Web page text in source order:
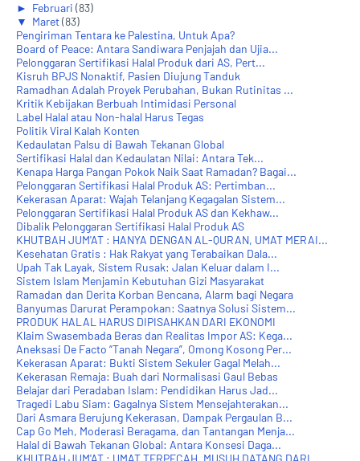
► Februari (83)
▼ Maret(83)
Pengiriman Tentara ke Palestina, Untuk Apa?
Board of Peace: Antara Sandiwara Penjajah dan Ujia...
Pelonggaran Sertifikasi Halal Produk dari AS, Pert...
Kisruh BPJS Nonaktif, Pasien Diujung Tanduk
Ramadhan Adalah Proyek Perubahan, Bukan Rutinitas ...
Kritik Kebijakan Berbuah Intimidasi Personal
Label Halal atau Non-halal Harus Tegas
Politik Viral Kalah Konten
Kedaulatan Palsu di Bawah Tekanan Global
Sertifikasi Halal dan Kedaulatan Nilai: Antara Tek...
Kenapa Harga Pangan Pokok Naik Saat Ramadan? Bagai...
Pelonggaran Sertifikasi Halal Produk AS: Pertimban...
Kekerasan Aparat: Wajah Telanjang Kegagalan Sistem...
Pelonggaran Sertifikasi Halal Produk AS dan Kekhaw...
Dibalik Pelonggaran Sertifikasi Halal Produk AS
KHUTBAH JUM'AT : HANYA DENGAN AL-QURAN, UMAT MERAI...
Kesehatan Gratis : Hak Rakyat yang Terabaikan Dala...
Upah Tak Layak, Sistem Rusak: Jalan Keluar dalam I...
Sistem Islam Menjamin Kebutuhan Gizi Masyarakat
Ramadan dan Derita Korban Bencana, Alarm bagi Negara
Banyumas Darurat Perampokan: Saatnya Solusi Sistem...
PRODUK HALAL HARUS DIPISAHKAN DARI EKONOMI
Klaim Swasembada Beras dan Realitas Impor AS: Kega...
Aneksasi De Facto “Tanah Negara”, Omong Kosong Per...
Kekerasan Aparat: Bukti Sistem Sekuler Gagal Melah...
Kekerasan Remaja: Buah dari Normalisasi Gaul Bebas
Belajar dari Peradaban Islam: Pendidikan Harus Jad...
Tragedi Labu Siam: Gagalnya Sistem Mensejahterakan...
Dari Asmara Berujung Kekerasan, Dampak Pergaulan B...
Cap Go Meh, Moderasi Beragama, dan Tantangan Menja...
Halal di Bawah Tekanan Global: Antara Konsesi Daga...
KHUTBAH JUM'AT : UMAT TERPECAH, MUSUH DATANG DARI ...